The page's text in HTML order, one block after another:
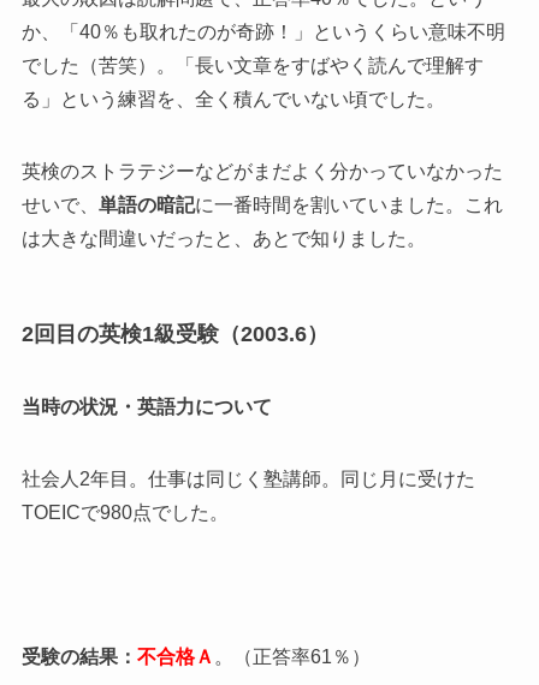
か、「40％も取れたのが奇跡！」というくらい意味不明
でした（苦笑）。「長い文章をすばやく読んで理解す
る」という練習を、全く積んでいない頃でした。
英検のストラテジーなどがまだよく分かっていなかった
せいで、 単語の暗記に一番時間を割いていました。これ
は大きな間違いだったと、あとで知りました。
2回目の英検1級受験（2003.6）
当時の状況・英語力について
社会人2年目。仕事は同じく塾講師。同じ月に受けた
TOEICで980点でした。
受験の結果： 不合格Ａ 。（正答率61％）